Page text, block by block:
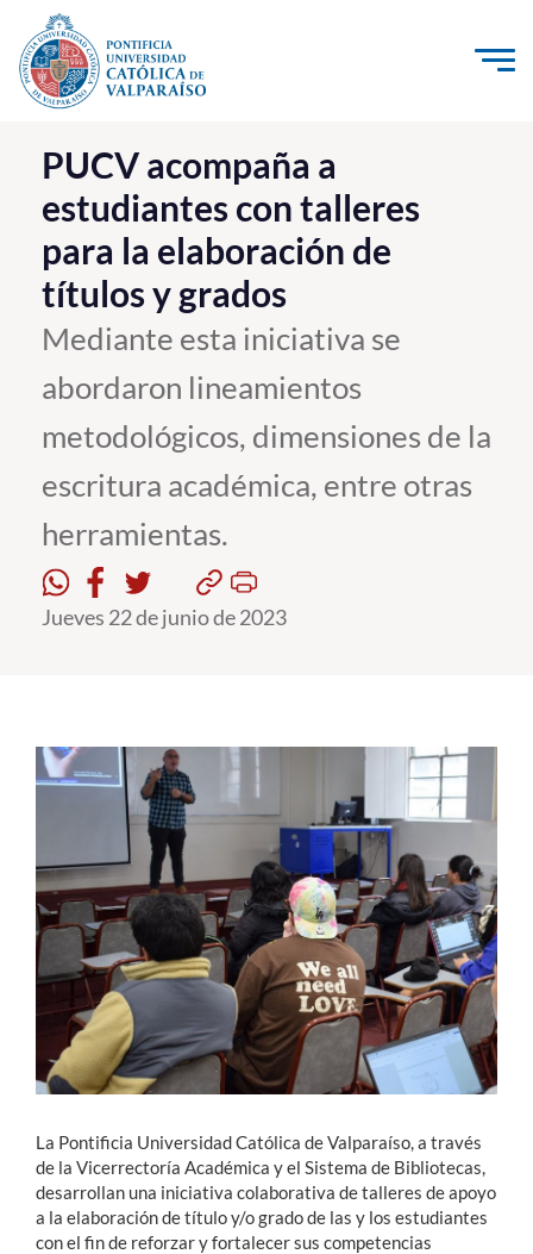
Click acá para ir directamente al contenido
La Universidad
Investigación, Creación e Innovación
PUCV Internacional
Vinculación con el Medio
Admisión
Pregrado
Postgrado
Formación Continua
Estudiantes
PUCV acompaña a
estudiantes con talleres
para la elaboración de
títulos y grados
Mediante esta iniciativa se
abordaron lineamientos
metodológicos, dimensiones de la
escritura académica, entre otras
herramientas.
Jueves 22 de junio de 2023
La Pontificia Universidad Católica de Valparaíso, a través
de la Vicerrectoría Académica y el Sistema de Bibliotecas,
desarrollan una iniciativa colaborativa de talleres de apoyo
a la elaboración de título y/o grado de las y los estudiantes
con el fin de reforzar y fortalecer sus competencias